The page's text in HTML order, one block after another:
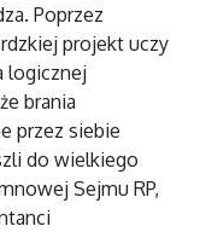
Poprzez
projekt uczy
logicznej
brania
przez siebie
do wielkiego
Sejmu RP,